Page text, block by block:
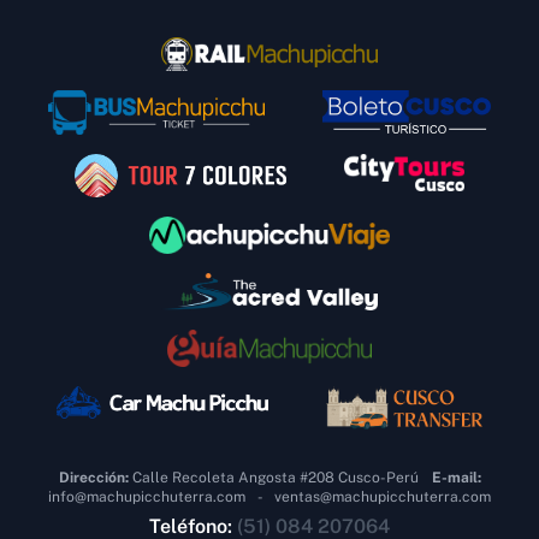
Dirección:Calle Recoleta Angosta #208 Cusco-Perú
E-mail:
info@machupicchuterra.com
- ventas@machupicchuterra.com
Teléfono: (51) 084 207064